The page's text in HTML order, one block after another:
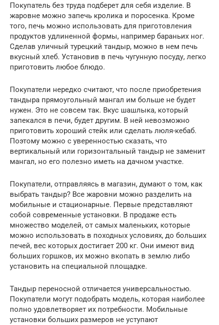
Покупатель без труда подберет для себя изделие. В
жаровне можно запечь кролика и поросенка. Кроме
того, печь можно использовать для приготовления
продуктов удлиненной формы, например бараньих ног.
Сделав уличный турецкий тандыр, можно в нем печь
вкусный хлеб. Установив в печь чугунную посуду, легко
приготовить любое блюдо.
Покупатели нередко считают, что после приобретения
тандыра прямоугольный мангал им больше не будет
нужен. Это не совсем так. Вкус шашлыка, который
запекался в печи, будет другим. В ней невозможно
приготовить хороший стейк или сделать люля-кебаб.
Поэтому можно с уверенностью сказать, что
вертикальный или горизонтальный тандыр не заменит
мангал, но его полезно иметь на дачном участке.
Покупатели, отправляясь в магазин, думают о том, как
выбрать тандыр? Все жаровни можно разделить на
мобильные и стационарные. Первые представляют
собой современные установки. В продаже есть
множество моделей, от самых маленьких, которые
можно использовать в походных условиях, до больших
печей, вес которых достигает 200 кг. Они имеют вид
больших горшков, их можно вкопать в землю либо
установить на специальной площадке.
Тандыр переносной отличается универсальностью.
Покупатели могут подобрать модель, которая наиболее
полно удовлетворяет их потребности. Мобильные
установки больших размеров не уступают